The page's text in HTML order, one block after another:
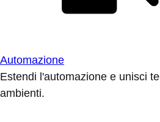
Automazione
Estendi l'automazione e unisci
ambienti.